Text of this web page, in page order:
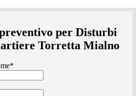
per Disturbi
Torretta Mialno
*